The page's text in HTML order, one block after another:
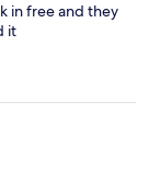
in free and they
it